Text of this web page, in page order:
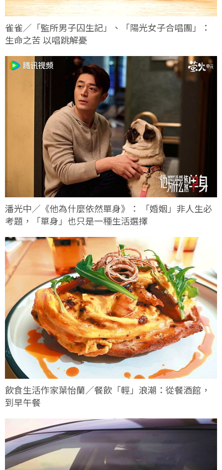
雀雀／「監所男子囚生記」、「陽光女子合唱團」：
生命之苦 以唱跳解憂
潘光中／《他為什麼依然單身》： 「婚姻」非人生必
考題，「單身」也只是一種生活選擇
飲食生活作家葉怡蘭／餐飲「輕」浪潮：從餐酒館，
到早午餐